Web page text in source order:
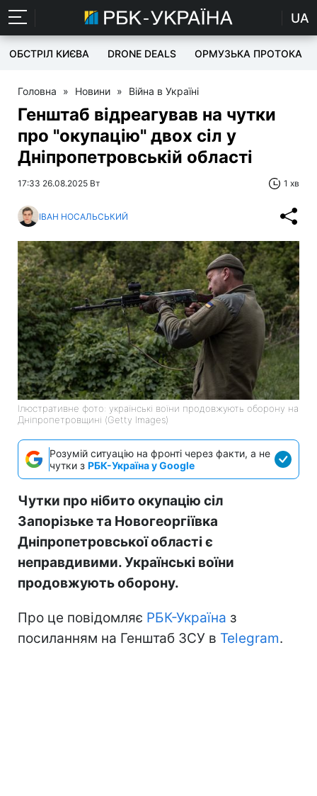
UA
ОБСТРІЛ КИЄВА DRONE DEALS ОРМУЗЬКА ПРОТОКА
Головна » Новини » Війна в Україні
Генштаб відреагував на чутки
про "окупацію" двох сіл у
Дніпропетровській області
17:33 26.08.2025 Вт 1 хв
ІВАН НОСАЛЬСЬКИЙ
Ілюстративне фото: українські воїни продовжують оборону на
Дніпропетровщині (Getty Images)
Розумій ситуацію на фронті через факти, а не
чутки з РБК-Україна у Google
Чутки про нібито окупацію сіл
Запорізьке та Новогеоргіївка
Дніпропетровської області є
неправдивими. Українські воїни
продовжують оборону.
Про це повідомляє РБК-Україна з
посиланням на Генштаб ЗСУ в Telegram.